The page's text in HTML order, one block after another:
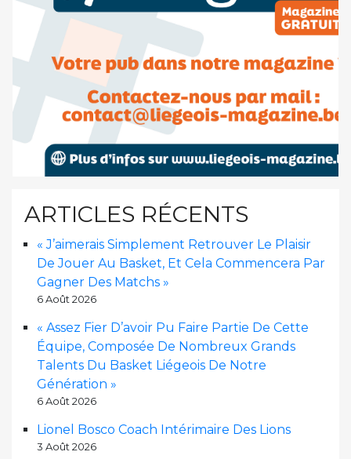
ARTICLES RÉCENTS
« J’aimerais Simplement Retrouver Le Plaisir
De Jouer Au Basket, Et Cela Commencera Par
Gagner Des Matchs »
6 Août 2026
« Assez Fier D’avoir Pu Faire Partie De Cette
Équipe, Composée De Nombreux Grands
Talents Du Basket Liégeois De Notre
Génération »
6 Août 2026
Lionel Bosco Coach Intérimaire Des Lions
3 Août 2026